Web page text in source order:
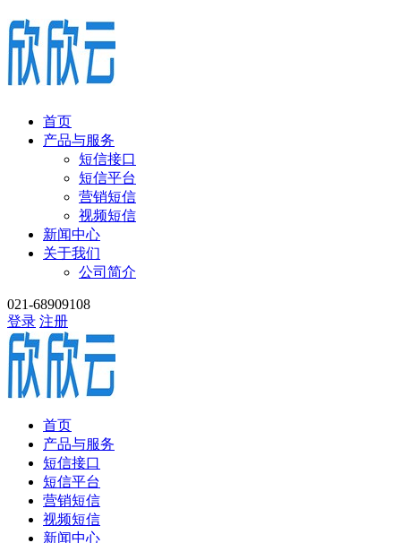
首页
产品与服务
短信接口
短信平台
营销短信
视频短信
新闻中心
关于我们
公司简介
021-68909108
登录 注册
首页
产品与服务
短信接口
短信平台
营销短信
视频短信
新闻中心